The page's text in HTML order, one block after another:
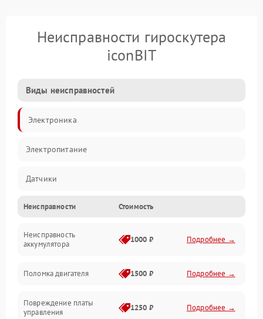
Неисправности гироскутера
iconBIT
Виды неисправностей
Электроника
Электропитание
Датчики
Привод
Механические повреждения
Неисправности Стоимость
Неисправность
аккумулятора
1000 ₽ Подробнее →
Поломка двигателя 1500 ₽ Подробнее →
Повреждение платы
управления
1250 ₽ Подробнее →